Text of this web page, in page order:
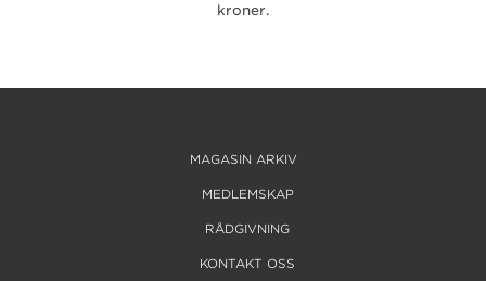
kroner.
MAGASIN ARKIV
MEDLEMSKAP
RÅDGIVNING
KONTAKT OSS